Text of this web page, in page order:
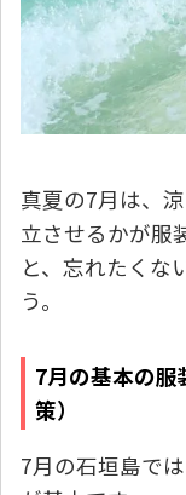
真夏の7月は、
立させるかが服
と、忘れたくな
う。
7月の基本の
策）
7月の石垣島で